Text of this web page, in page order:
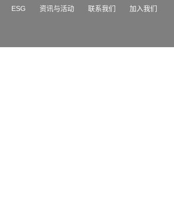
ESG 资讯与活动 联系我们 加入我们